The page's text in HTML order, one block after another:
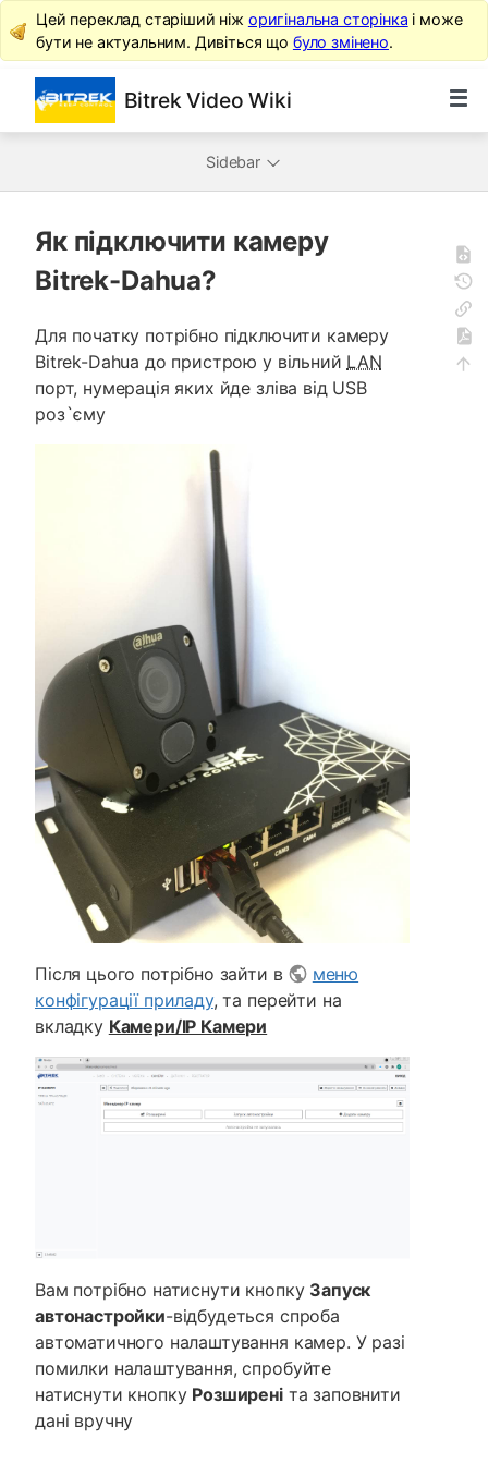
Цей переклад старіший ніж оригінальна сторінка і може
бути не актуальним. Дивіться що було змінено.
Bitrek Video Wiki
Sidebar
Як підключити камеру
Bitrek-Dahua?
Для початку потрібно підключити камеру
Bitrek-Dahua до пристрою у вільний LAN
порт, нумерація яких йде зліва від USB
роз`єму
Після цього потрібно зайти в
меню
конфігурації приладу, та перейти на
вкладку Камери/ІР Камери
Вам потрібно натиснути кнопку Запуск
автонастройки-відбудеться спроба
автоматичного налаштування камер. У разі
помилки налаштування, спробуйте
натиснути кнопку Розширеніта заповнити
дані вручну